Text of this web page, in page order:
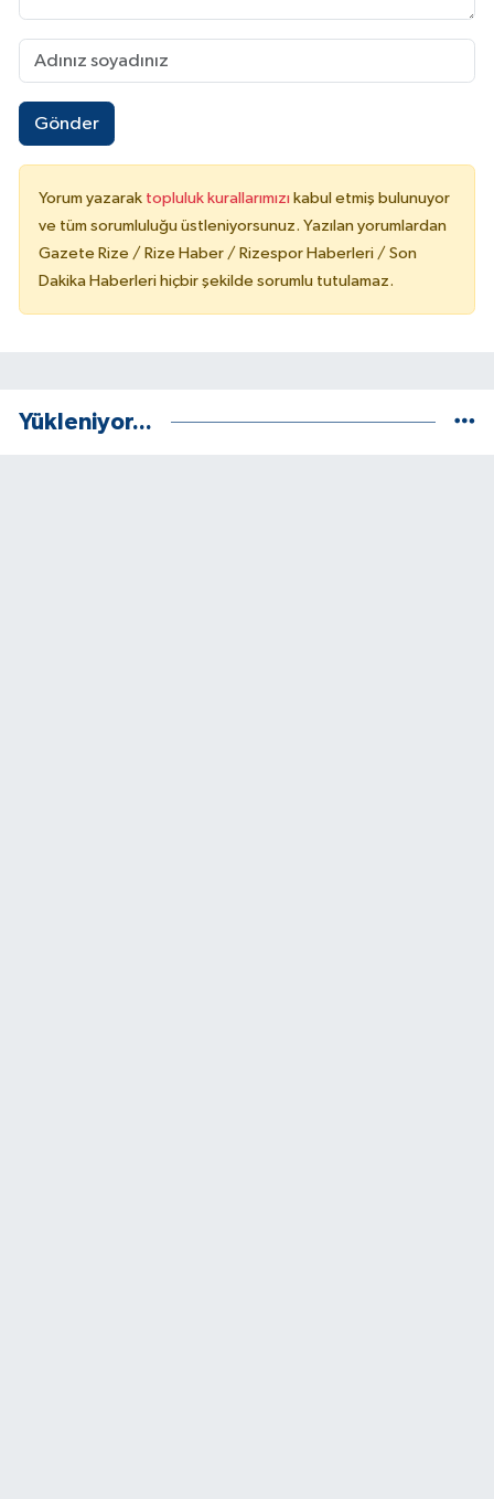
Gönder
Yorum yazarak topluluk kurallarımızı kabul etmiş bulunuyor
ve tüm sorumluluğu üstleniyorsunuz. Yazılan yorumlardan
Gazete Rize / Rize Haber / Rizespor Haberleri / Son
Dakika Haberleri hiçbir şekilde sorumlu tutulamaz.
Yükleniyor...